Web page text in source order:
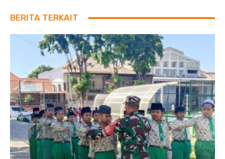
BERITA TERKAIT